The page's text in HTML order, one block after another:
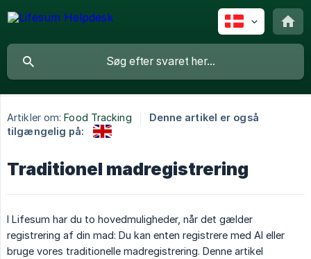
Artikler om: Food Tracking
Denne artikel er også
tilgængelig på:
Traditionel madregistrering
I Lifesum har du to hovedmuligheder, når det gælder
registrering af din mad: Du kan enten registrere med AI eller
bruge vores traditionelle madregistrering. Denne artikel